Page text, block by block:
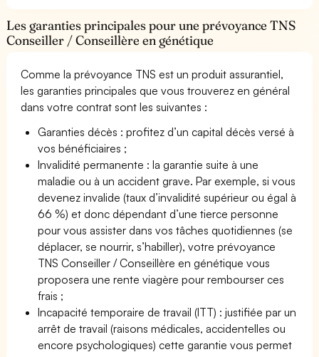
Les garanties principales pour une prévoyance TNS
Conseiller / Conseillère en génétique
Comme la prévoyance TNS est un produit assurantiel,
les garanties principales que vous trouverez en général
dans votre contrat sont les suivantes :
Garanties décès : profitez d’un capital décès versé à
vos bénéficiaires ;
Invalidité permanente : la garantie suite à une
maladie ou à un accident grave. Par exemple, si vous
devenez invalide (taux d’invalidité supérieur ou égal à
66 %) et donc dépendant d’une tierce personne
pour vous assister dans vos tâches quotidiennes (se
déplacer, se nourrir, s’habiller), votre prévoyance
TNS Conseiller / Conseillère en génétique vous
proposera une rente viagère pour rembourser ces
frais ;
Incapacité temporaire de travail (ITT) : justifiée par un
arrêt de travail (raisons médicales, accidentelles ou
encore psychologiques) cette garantie vous permet